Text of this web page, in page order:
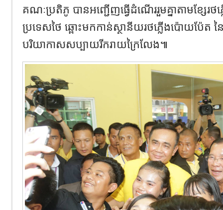
គណៈប្រតិភូ បានអញ្ជើញធ្វើដំណើររួមគ្នាតាមខ្សែរ
ប្រទេសថៃ ឆ្ពោះមកកាន់ស្ថានីយរថភ្លើងប៉ោយប៉ែត ន
បរិយាកាសសប្បាយរីករាយក្រៃលែង៕